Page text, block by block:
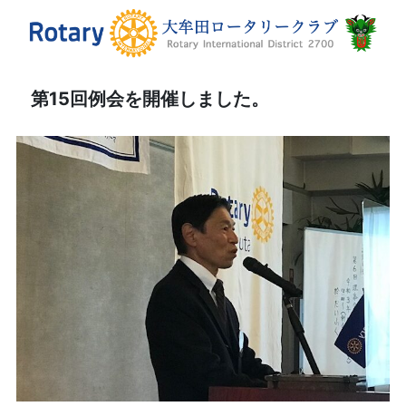
第15回例会を開催しました。